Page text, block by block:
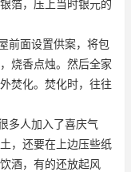
箔，压上当时银元的
前面设置供案，将包
烧香点烛。然后全家
焚化。焚化时，往往
多人加入了喜庆气
，还要在上边压些纸
酒，有的还放起风